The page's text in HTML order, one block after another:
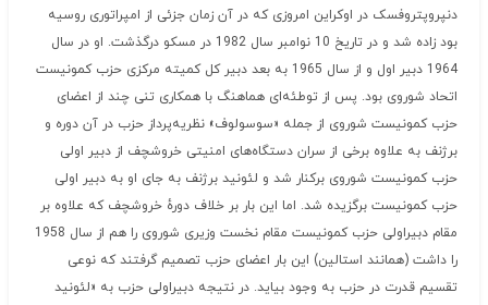
دنپروپتروفسک در اوکراین امروزی که در آن زمان جزئی از امپراتوری روسیه
بود زاده شد و در تاریخ 10 نوامبر سال 1982 در مسکو درگذشت. او در سال
1964 دبیر اول و از سال 1965 به بعد دبیر کل کمیته مرکزی حزب کمونیست
اتحاد شوروی بود. پس از توطئه‌ای هماهنگ با همکاری تنی چند از اعضای
حزب کمونیست شوروی از جمله «سوسولوف» نظریه‌پرداز حزب در آن دوره و
برژنف به علاوه برخی از سران دستگاه‌های امنیتی خروشچف از دبیر اولی
حزب کمونیست شوروی برکنار شد و لئونید برژنف به جای او به دبیر اولی
حزب کمونیست برگزیده شد. اما این بار بر خلاف دورهٔ خروشچف که علاوه بر
مقام دبیراولی حزب کمونیست مقام نخست وزیری شوروی را هم از سال 1958
را داشت (همانند استالین) این بار اعضای حزب تصمیم گرفتند که نوعی
تقسیم قدرت در حزب به وجود بیاید. در نتیجه دبیراولی حزب به «لئونید